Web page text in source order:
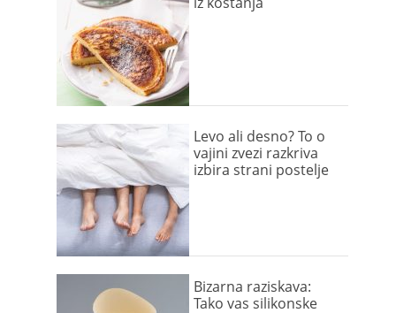
Levo ali desno? To o
vajini zvezi razkriva
izbira strani postelje
Bizarna raziskava:
Tako vas silikonske